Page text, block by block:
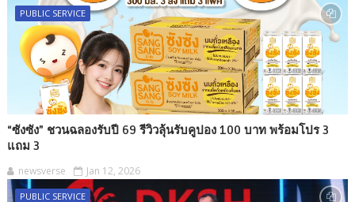
PUBLIC SERVICE
“ซังซัง” ชวนฉลองรับปี 69 รีวิวลุ้นรับคูปอง 100 บาท พร้อมโปร 3
แถม 3
newsverse Jan 12, 2026
PUBLIC SERVICE